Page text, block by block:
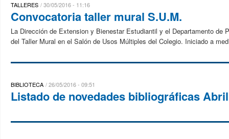
TALLERES 30/05/2016 - 11:16
Convocatoria taller mural S.U.M.
La Dirección de Extension y Bienestar Estudiantil y el Departamento
del Taller Mural en el Salón de Usos Múltiples del Colegio. Iniciado a
BIBLIOTECA 26/05/2016 - 09:51
Listado de novedades bibliográficas